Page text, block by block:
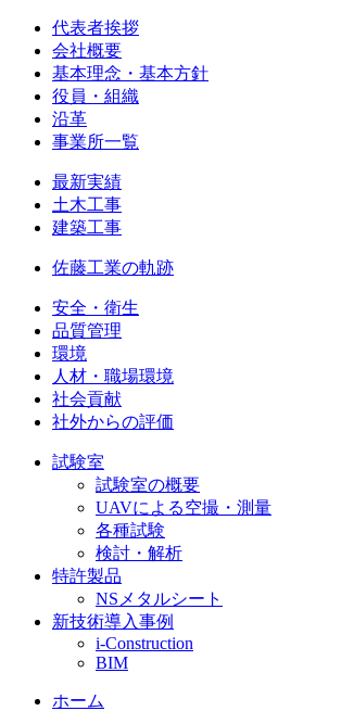
代表者挨拶
会社概要
基本理念・基本方針
役員・組織
沿革
事業所一覧
最新実績
土木工事
建築工事
佐藤工業の軌跡
安全・衛生
品質管理
環境
人材・職場環境
社会貢献
社外からの評価
試験室
試験室の概要
UAVによる空撮・測量
各種試験
検討・解析
特許製品
NSメタルシート
新技術導入事例
i-Construction
BIM
ホーム